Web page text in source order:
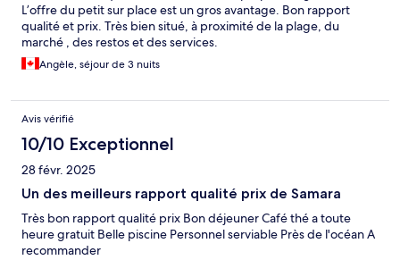
L’offre du petit sur place est un gros avantage. Bon rapport
qualité et prix. Très bien situé, à proximité de la plage, du
marché , des restos et des services.
Angèle, séjour de 3 nuits
Avis vérifié
10/10 Exceptionnel
28 févr. 2025
Un des meilleurs rapport qualité prix de Samara
Très bon rapport qualité prix Bon déjeuner Café thé a toute
heure gratuit Belle piscine Personnel serviable Près de l'océan A
recommander